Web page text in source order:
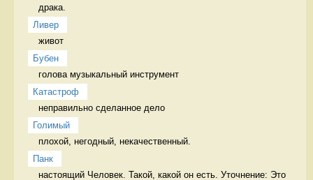
драка.
Ливер
живот
Бубен
голова музыкальный инструмент
Катастроф
неправильно сделанное дело
Голимый
плохой, негодный, некачественный.
Панк
настоящий Человек. Такой, какой он есть. Уточнение: Это